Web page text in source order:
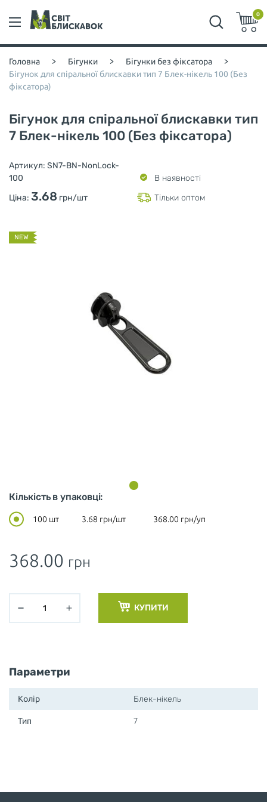
0
Головна > Бігунки > Бігунки без фіксатора >
Бігунок для спіральної блискавки тип 7 Блек-нікель 100 (Без
фіксатора)
Бігунок для спіральної блискавки тип
7 Блек-нікель 100 (Без фіксатора)
Артикул: SN7-BN-NonLock-
100
В наявності
Ціна: 3.68 грн/шт Тільки оптом
NEW
Кількість в упаковці:
100 шт 3.68 грн/шт 368.00 грн/уп
368.00 грн
КУПИТИ
Параметри
Колір Блек-нікель
Тип 7